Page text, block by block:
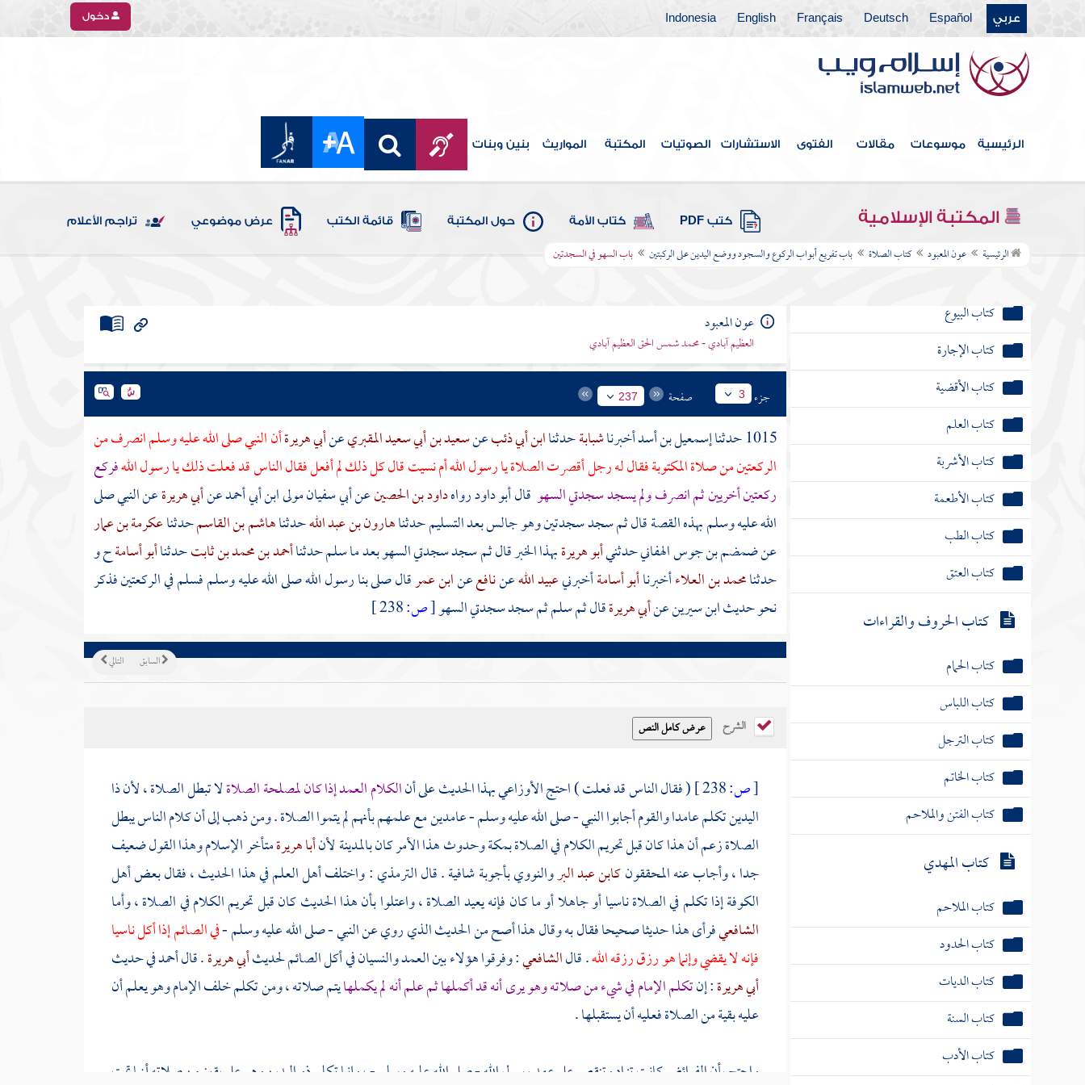
عربي Español
Deutsch
Français
English
Indonesia دخول
الرئيسية موسوعات مقالات الفتوى الاستشارات الصوتيات المكتبة المواريث بنين وبنات
المكتبة الإسلامية كتب PDF كتاب الأمة حول المكتبة قائمة الكتب عرض موضوعي تراجم الأعلام
الرئيسية عون المعبود كتاب الصلاة باب تفريع أبواب الركوع والسجود ووضع اليدين على الركبتين باب السهو في السجدتين
كتاب الجهاد
كتاب الضحايا
كتاب الصيد
كتاب الخراج والإمارة والفيء
كتاب البيوع
كتاب الإجارة
كتاب الأقضية
كتاب العلم
كتاب الأشربة
كتاب الأطعمة
كتاب الطب
كتاب العتق
كتاب الحروف والقراءات
كتاب الحمام
كتاب اللباس
كتاب الترجل
كتاب الخاتم
كتاب الفتن والملاحم
كتاب المهدي
كتاب الملاحم
كتاب الحدود
كتاب الديات
كتاب السنة
كتاب الأدب
عون المعبود
العظيم آبادي - محمد شمس الحق العظيم آبادي
جزء 3 صفحة 237
1015 حدثنا إسمعيل بن أسدأخبرناشبابةحدثناابن أبي ذئبعنسعيد بن أبي سعيد المقبريعنأبي هريرةأن النبي صلى الله عليه وسلم انصرف من
الركعتين من صلاة المكتوبة فقال له رجل أقصرت الصلاة يا رسول الله أم نسيت قال كل ذلك لم أفعل فقال الناس قد فعلت ذلك يا رسول اللهفركع
ركعتين أخريين ثم انصرف ولم يسجد سجدتي السهو قال أبو داود رواهداود بن الحصينعنأبي سفيانمولىابن أبي أحمدعنأبي هريرةعن النبي صلى
الله عليه وسلم بهذه القصة قال ثم سجد سجدتين وهو جالس بعد التسليم حدثناهارون بن عبد اللهحدثناهاشم بن القاسمحدثناعكرمة بن عمار
عنضمضم بن جوس الهفانيحدثنيأبو هريرةبهذا الخبر قال ثم سجد سجدتي السهو بعد ما سلم حدثناأحمد بن محمد بن ثابتحدثناأبو أسامةح و
حدثنامحمد بن العلاءأخبرناأبو أسامةأخبرنيعبيد اللهعننافععنابن عمرقال صلى بنا رسول الله صلى الله عليه وسلم فسلم في الركعتين فذكر
نحو حديثابن سيرينعنأبي هريرةقال ثم سلم ثم سجد سجدتي السهو[ص:
التالي السابق
الشرح
[ص: ( فقال الناس قد فعلت ) احتجالأوزاعيبهذا الحديث على أنالكلام العمد إذا كان لمصلحة الصلاةلا تبطل الصلاة ، لأن ذا
اليدين تكلم عامدا والقوم أجابوا النبي - صلى الله عليه وسلم - عامدين مع علمهم بأنهم لم يتموا الصلاة . ومن ذهب إلى أن كلام الناس يبطل
الصلاة زعم أن هذا كان قبل تحريم الكلام في الصلاةبمكةوحدوث هذا الأمر كانبالمدينةلأنأبا هريرةمتأخر الإسلام وهذا القول ضعيف
جدا ، وأجاب عنه المحققونكابن عبد البروالنوويبأجوبة شافية . قالالترمذي: واختلف أهل العلم في هذا الحديث ، فقال بعضأهل
الكوفةإذا تكلم في الصلاة ناسيا أو جاهلا أو ما كان فإنه يعيد الصلاة ، واعتلوا بأن هذا الحديث كان قبل تحريم الكلام في الصلاة ، وأما
الشافعيفرأى هذا حديثا صحيحا فقال به وقال هذا أصح من الحديث الذي روي عن النبي - صلى الله عليه وسلم -في الصائم إذا أكل ناسيا
فإنه لا يقضي وإنما هو رزق رزقه الله. قالالشافعي: وفرقوا هؤلاء بين العمد والنسيان في أكل الصائم لحديثأبي هريرة. قالأحمدفي حديث
أبي هريرة: إنتكلم الإمام في شيء من صلاته وهو يرى أنه قد أكملها ثم علم أنه لم يكملهايتم صلاته ، ومن تكلم خلف الإمام وهو يعلم أن
عليه بقية من الصلاة فعليه أن يستقبلها .
واحتج بأن الفرائض كانت تزاد وتنقص على عهد رسول الله - صلى الله عليه وسلم - ، وإنما تكلم ذو اليدين وهو على يقين من صلاته أنها تمت